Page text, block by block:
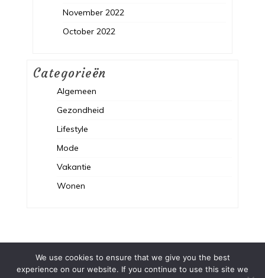
November 2022
October 2022
Categorieën
Algemeen
Gezondheid
Lifestyle
Mode
Vakantie
Wonen
We use cookies to ensure that we give you the best
experience on our website. If you continue to use this site we